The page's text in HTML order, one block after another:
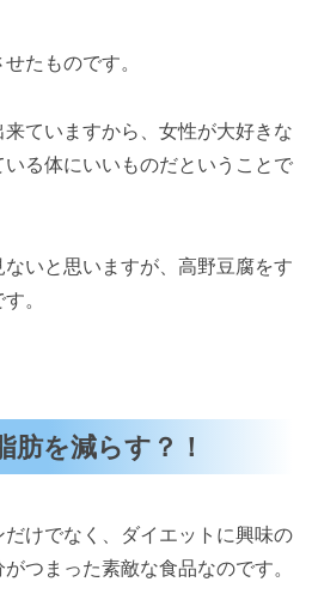
たものです。
ていますから、女性が大好きな
る体にいいものだということで
いと思いますが、高野豆腐をす
。
肪を減らす？！
けでなく、ダイエットに興味の
つまった素敵な食品なのです。